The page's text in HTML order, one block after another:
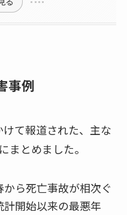
事例
て報道された、主な
まとめました。
ら死亡事故が相次ぐ
開始以来の最悪年